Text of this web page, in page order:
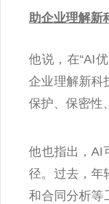
助企业理解新
他说，在“AI
企业理解新科
保护、保密性
他也指出，AI
径。过去，年
和合同分析等